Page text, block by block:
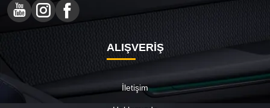
ALIŞVERİŞ
İletişim